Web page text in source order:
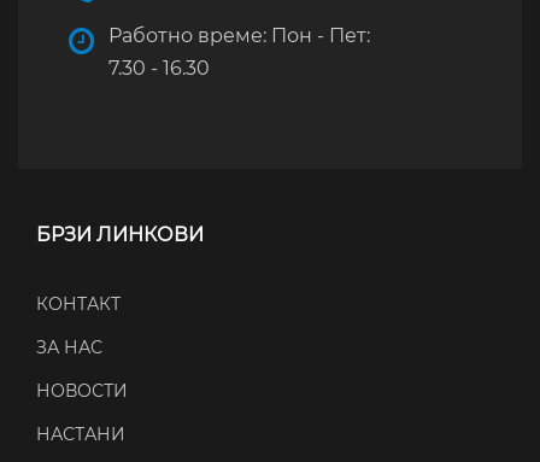
Работно време: Пон - Пет:
7.30 - 16.30
БРЗИ ЛИНКОВИ
КОНТАКТ
ЗА НАС
НОВОСТИ
НАСТАНИ